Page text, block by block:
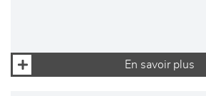
En savoir plus